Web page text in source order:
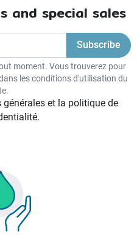
and special sales
moment. Vous trouverez pour
les conditions d'utilisation du
et la politique de